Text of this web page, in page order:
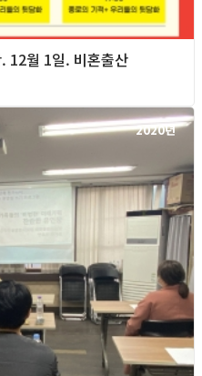
12월 1일. 비혼출산
2020년